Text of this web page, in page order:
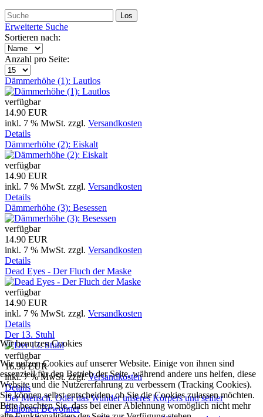
Erweiterte Suche
Sortieren nach:
Anzahl pro Seite:
Dämmerhöhe (1): Lautlos
verfügbar
14.90 EUR
inkl. 7 % MwSt. zzgl. Versandkosten
Details
Dämmerhöhe (2): Eiskalt
verfügbar
14.90 EUR
inkl. 7 % MwSt. zzgl. Versandkosten
Details
Dämmerhöhe (3): Besessen
verfügbar
14.90 EUR
inkl. 7 % MwSt. zzgl. Versandkosten
Details
Dead Eyes - Der Fluch der Maske
verfügbar
14.90 EUR
inkl. 7 % MwSt. zzgl. Versandkosten
Details
Der 13. Stuhl
verfügbar
16.90 EUR
inkl. 7 % MwSt. zzgl.Versandkosten
Details
Der Mensch. Oder das Wunder unseres Körpers und seiner
Billionen Bewohner
Wir benutzen Cookies
Wir nutzen Cookies auf unserer Website. Einige von ihnen sind
essenziell für den Betrieb der Seite, während andere uns helfen, diese
Website und die Nutzererfahrung zu verbessern (Tracking Cookies).
Sie können selbst entscheiden, ob Sie die Cookies zulassen möchten.
Bitte beachten Sie, dass bei einer Ablehnung womöglich nicht mehr